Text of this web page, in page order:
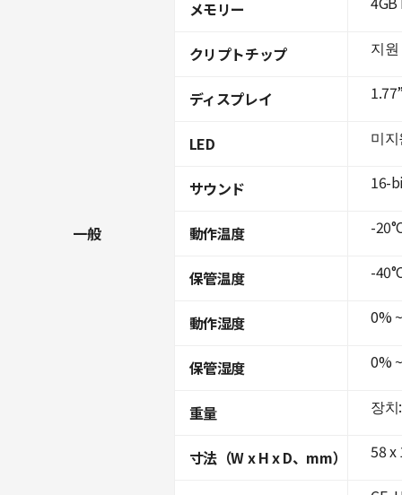
一般
メモリー
クリプトチップ
ディスプレイ
LED
サウンド
動作温度
保管温度
動作湿度
保管湿度
重量
寸法（W x H x D、mm）
지원
미
16-
-
-
0%
0%
장
58 x